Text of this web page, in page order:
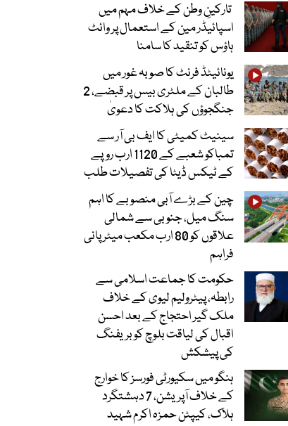
تارکینِ وطن کے خلاف مہم میں
اسپائیڈر مین کے استعمال پر وائٹ
ہاؤس کو تنقید کا سامنا
یونائیٹڈ فرنٹ کا صوبہ غور میں
طالبان کے ملٹری بیس پر قبضے، 2
جنگجوؤں کی ہلاکت کا دعویٰ
سینیٹ کمیٹی کا ایف بی آر سے
تمباکو شعبے کے 1120 ارب روپے
کے ٹیکس ڈیٹا کی تفصیلات طلب
چین کے بڑے آبی منصوبے کا اہم
سنگ میل، جنوبی سے شمالی
علاقوں کو 80 ارب مکعب میٹر پانی
فراہم
حکومت کا جماعت اسلامی سے
رابطہ، پیٹرولیم لیوی کے خلاف
ملک گیر احتجاج کے بعد احسن
اقبال کی لیاقت بلوچ کو بریفنگ
کی پیشکش
ہنگو میں سکیورٹی فورسز کا خوارج
کے خلاف آپریشن، 7 دہشتگرد
ہلاک، کیپٹن حمزہ اکرم شہید